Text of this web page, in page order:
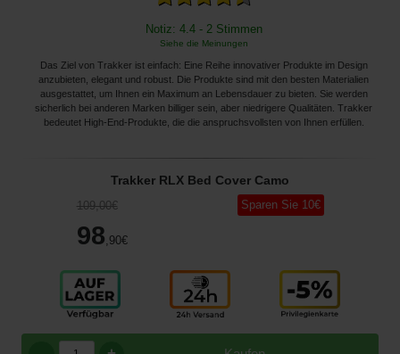
Notiz: 4.4 - 2 Stimmen
Siehe die Meinungen
Das Ziel von Trakker ist einfach: Eine Reihe innovativer Produkte im Design
anzubieten, elegant und robust. Die Produkte sind mit den besten Materialien
ausgestattet, um Ihnen ein Maximum an Lebensdauer zu bieten. Sie werden
sicherlich bei anderen Marken billiger sein, aber niedrigere Qualitäten. Trakker
bedeutet High-End-Produkte, die die anspruchsvollsten von Ihnen erfüllen.
Trakker RLX Bed Cover Camo
109,00€
98 ,90€
Sparen Sie 10€